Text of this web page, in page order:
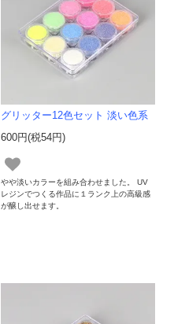
グリッター12色セット 淡い色系
600円(税54円)
やや淡いカラーを組み合わせました。 UV
レジンでつくる作品に１ランク上の高級感
が醸し出せます。